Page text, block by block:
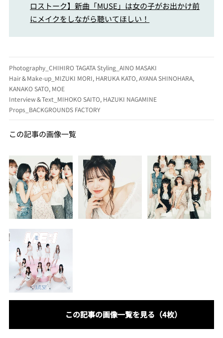
ロストーク】新曲「MUSE」は女の子がお出かけ前
にメイクをしながら聴いてほしい！
Photography_CHIHIRO TAGATA Styling_AINO MASAKI
Hair＆Make-up_MIZUKI MORI, HARUKA KATO, AYANA SHINOHARA,
KANAKO SATO, MOE
Interview＆Text_MIHOKO SAITO, HAZUKI NAGAMINE
Props_BACKGROUNDS FACTORY
この記事の画像一覧
この記事の画像一覧を見る（4枚）